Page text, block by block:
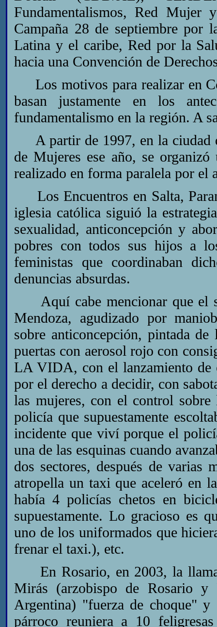
Fundamentalismos, Red Mujer
Campaña 28 de septiembre por
Latina y el caribe, Red por la
hacia una Convención de
Los motivos para realizar en
basan justamente en los
fundamentalismo en la región. A
A partir de 1997, en la ciudad
de Mujeres ese año, se
realizado en forma paralela por el
Los Encuentros en Salta,
iglesia católica siguió la
sexualidad, anticoncepción y
pobres con todos sus hijos a
feministas que coordinaban
denuncias absurdas.
Aquí cabe mencionar que el
Mendoza, agudizado por
sobre anticoncepción, pintada
puertas con aerosol rojo con
LA VIDA, con el lanzamiento de
por el derecho a decidir, con
las mujeres, con el control
policía que supuestamente
incidente que viví porque el
una de las esquinas cuando
dos sectores, después de varias
atropella un taxi que aceleró en
había 4 policías chetos en
supuestamente. Lo gracioso es
uno de los uniformados que
frenar el taxi.), etc.
En Rosario, en 2003, la
Mirás (arzobispo de Rosario y
Argentina) "fuerza de choque" y
párroco reuniera a 10